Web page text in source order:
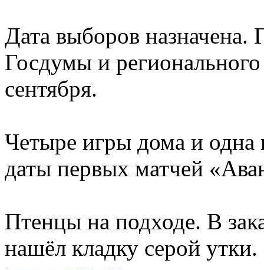
Дата выборов назначена.
Госдумы и
сентября.
Четыре игры дома и одна
даты первых матчей
Птенцы на подходе. В
нашёл кладку серой утки.